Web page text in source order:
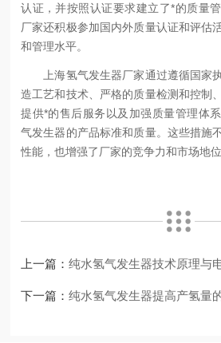
认证，并按照认证要求建立了*的质量
厂家还积极参加国内外质量认证和评估
和管理水平。
上海氢气发生器厂家通过遵循国家执
造工艺和技术、严格的质量检测和控制
提供*的售后服务以及加强质量管理体
气发生器的产品标准和质量。这些措施
性能，也增强了厂家的竞争力和市场地位
上一篇：纯水氢气发生器技术原理与
下一篇：纯水氢气发生器提高产氢量